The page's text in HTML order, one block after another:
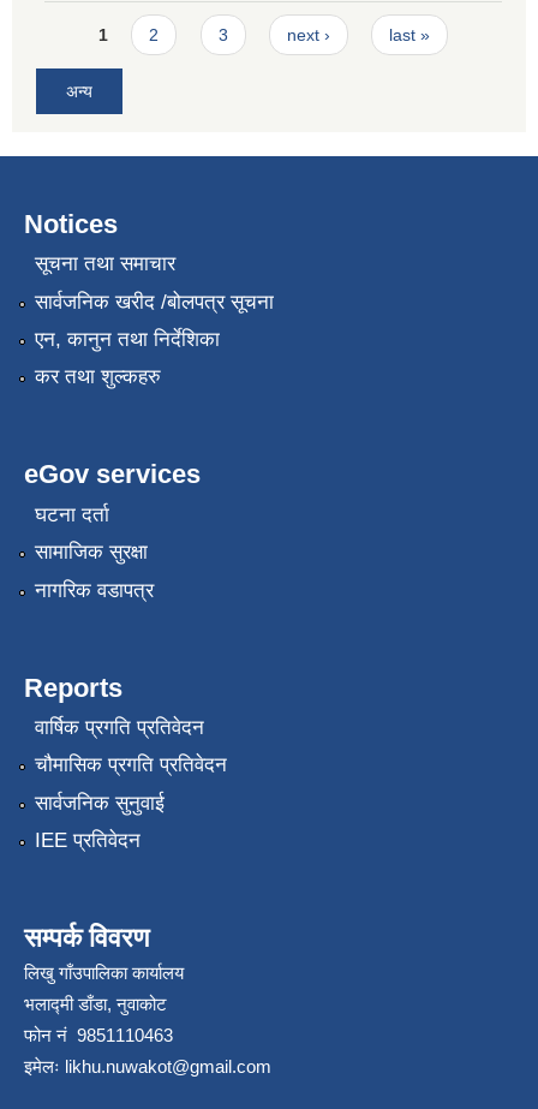
Pages
1 2 3 next › last »
अन्य
Notices
सूचना तथा समाचार
सार्वजनिक खरीद /बोलपत्र सूचना
एन, कानुन तथा निर्देशिका
कर तथा शुल्कहरु
eGov services
घटना दर्ता
सामाजिक सुरक्षा
नागरिक वडापत्र
Reports
वार्षिक प्रगति प्रतिवेदन
चौमासिक प्रगति प्रतिवेदन
सार्वजनिक सुनुवाई
IEE प्रतिवेदन
सम्पर्क विवरण
लिखु गाँउपालिका कार्यालय
भलाद्मी डाँडा, नुवाकोट
फोन नं 9851110463
इमेलः likhu.nuwakot@gmail.com